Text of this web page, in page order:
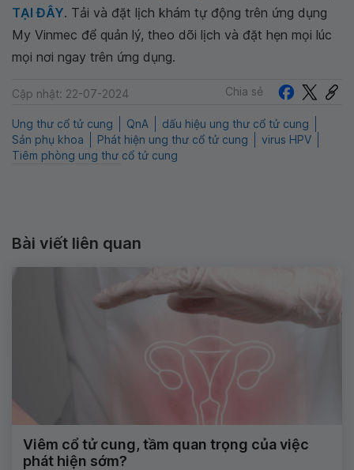
TẠI ĐÂY. Tải và đặt lịch khám tự động trên ứng dụng
My Vinmec để quản lý, theo dõi lịch và đặt hẹn mọi lúc
mọi nơi ngay trên ứng dụng.
Cập nhật: 22-07-2024 Chia sẻ
Ung thư cổ tử cung QnA
dấu hiệu ung thư cổ tử cung
Sản phụ khoa
Phát hiện ung thư cổ tử cung
virus HPV
Tiêm phòng ung thư cổ tử cung
Bài viết liên quan
Viêm cổ tử cung, tầm quan trọng của việc
phát hiện sớm?